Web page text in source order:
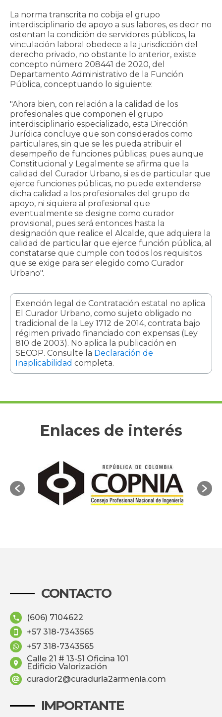
La norma transcrita no cobija el grupo
interdisciplinario de apoyo a sus labores, es decir no
ostentan la condición de servidores públicos, la
vinculación laboral obedece a la jurisdicción del
derecho privado, no obstante lo anterior, existe
concepto número 208441 de 2020, del
Departamento Administrativo de la Función
Pública, conceptuando lo siguiente:
"Ahora bien, con relación a la calidad de los
profesionales que componen el grupo
interdisciplinario especializado, esta Dirección
Jurídica concluye que son considerados como
particulares, sin que se les pueda atribuir el
desempeño de funciones públicas; pues aunque
Constitucional y Legalmente se afirma que la
calidad del Curador Urbano, si es de particular que
ejerce funciones públicas, no puede extenderse
dicha calidad a los profesionales del grupo de
apoyo, ni siquiera al profesional que
eventualmente se designe como curador
provisional, pues será entonces hasta la
designación que realice el Alcalde, que adquiera la
calidad de particular que ejerce función pública, al
constatarse que cumple con todos los requisitos
que se exige para ser elegido como Curador
Urbano".
Exención legal de Contratación estatal no aplica
El Curador Urbano, como sujeto obligado no
tradicional de la Ley 1712 de 2014, contrata bajo
régimen privado financiado con expensas (Ley
810 de 2003). No aplica la publicación en
SECOP. Consulte la Declaración de
Inaplicabilidad completa.
Enlaces de interés
CONTACTO
(606) 7104622
+57 318-7343565
+57 318-7343565
Calle 21 # 13-51 Oficina 101
Edificio Valorización
curador2@curaduria2armenia.com
IMPORTANTE